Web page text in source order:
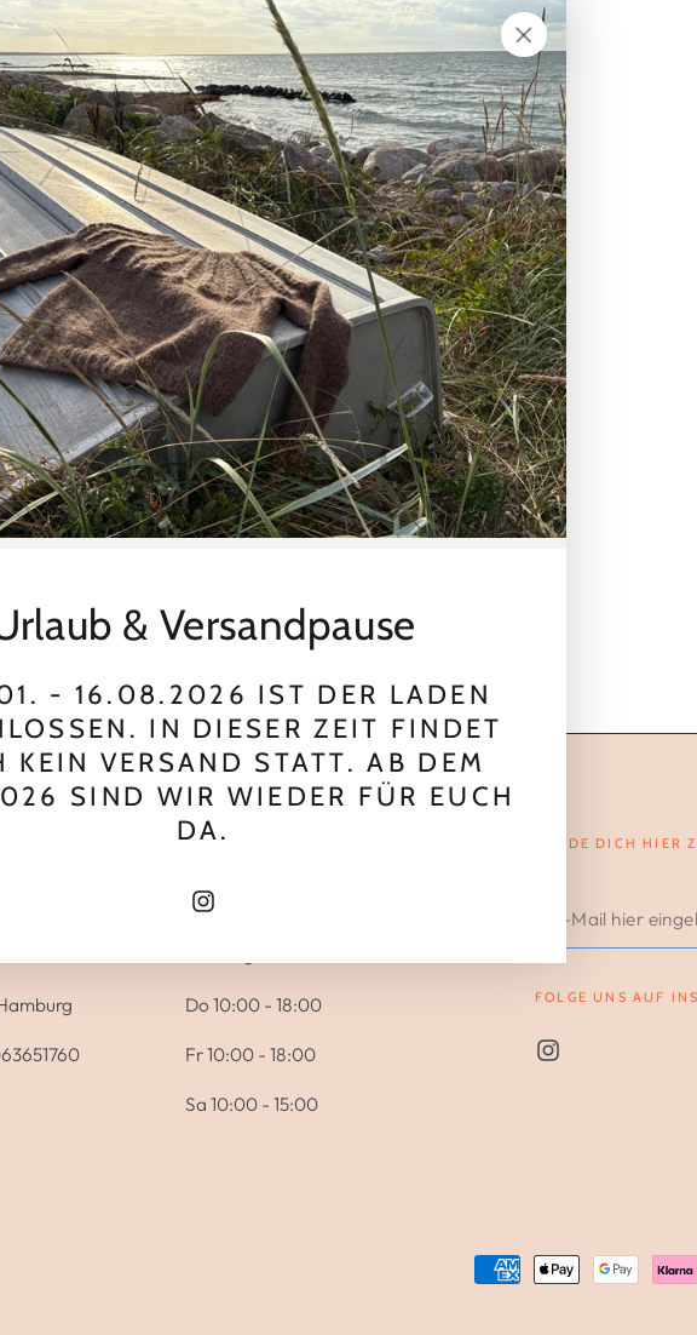
Name
Email
*
Telefonnummer
Kommentar
ÖFFNUNGSZEITEN
Mo 10:00 - 18:00
Do 10:00 - 18:00
Fr 10:00 - 18:00
Sa 10:00 - 15:00
MELDE DICH HIER
Mail
hier
FOLGE UNS AUF
Instagram
& Versandpause
- 16.08.2026 IST DER LADEN
IN DIESER ZEIT FINDET
KEIN VERSAND STATT. AB DEM
SIND WIR WIEDER FÜR EUCH
DA.
Instagram